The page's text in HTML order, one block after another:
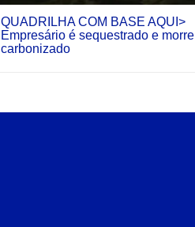
QUADRILHA COM BASE AQUI>
Empresário é sequestrado e morre
carbonizado